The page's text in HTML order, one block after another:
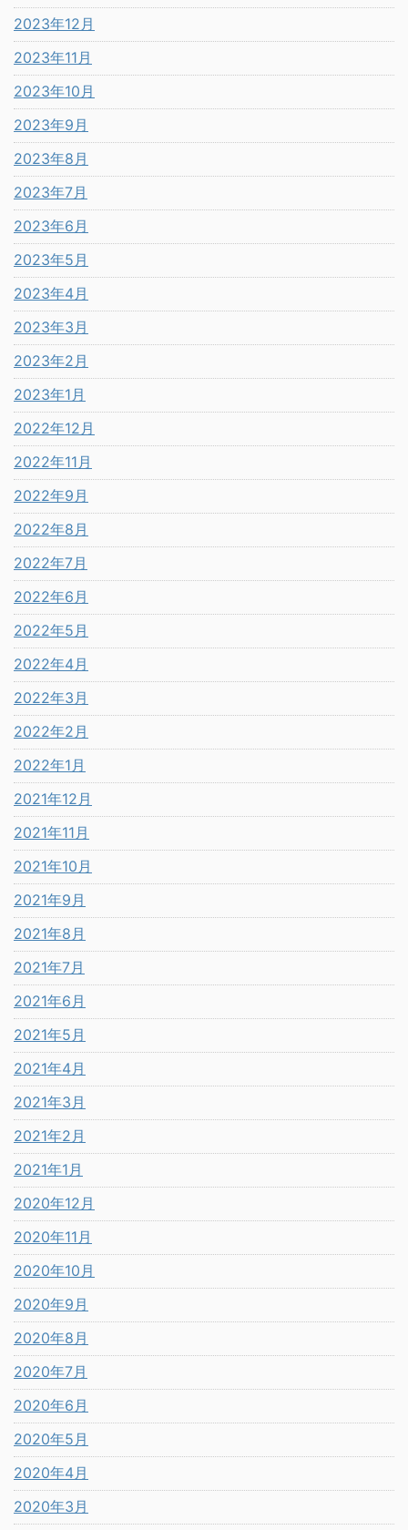
2023年12月
2023年11月
2023年10月
2023年9月
2023年8月
2023年7月
2023年6月
2023年5月
2023年4月
2023年3月
2023年2月
2023年1月
2022年12月
2022年11月
2022年9月
2022年8月
2022年7月
2022年6月
2022年5月
2022年4月
2022年3月
2022年2月
2022年1月
2021年12月
2021年11月
2021年10月
2021年9月
2021年8月
2021年7月
2021年6月
2021年5月
2021年4月
2021年3月
2021年2月
2021年1月
2020年12月
2020年11月
2020年10月
2020年9月
2020年8月
2020年7月
2020年6月
2020年5月
2020年4月
2020年3月